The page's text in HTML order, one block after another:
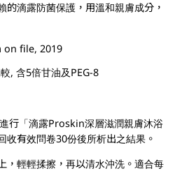
的滴露防菌保護，用溫和親膚成分，
on file, 2019
, 含5倍甘油及PEG-8
行「滴露Proskin深層滋潤親膚沐浴
收有效問卷30份後所析出之結果。
，輕輕揉擦，再以清水沖洗。適合每